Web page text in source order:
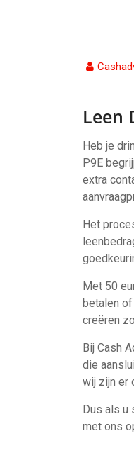
Leen
Heb je
P9E
extra
Het
Met 50
betalen
creëren
Bij Cash
die
wij zijn er
Dus als u
met ons